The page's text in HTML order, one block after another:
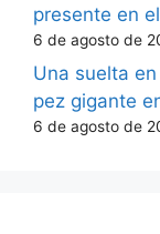
presente en
6 de agosto de
Una suelta
pez gigante
6 de agosto de